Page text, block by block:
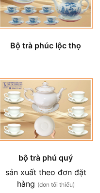
Bộ trà phúc lộc thọ
bộ trà phú quý
sản xuất theo đơn đặt
hàng (đơn tối thiểu)